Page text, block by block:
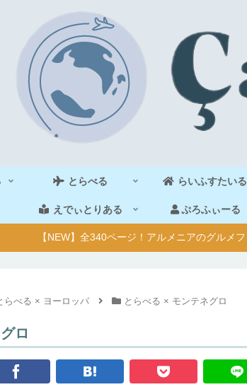
とらべる らいふすたいる
えでぃとりある ぷろふぃーる
【NEW】全340ページ！アルメニアのグルメ
らべる × ヨーロッパ とらべる × モンテネグロ
ロ